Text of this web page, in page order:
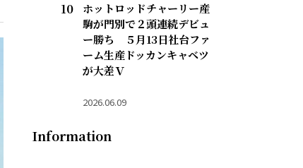
ホットロッドチャーリー産
駒が門別で２頭連続デビュ
ー勝ち ５月13日社台ファ
ーム生産ドッカンキャベツ
が大差Ｖ
2026.06.09
Information